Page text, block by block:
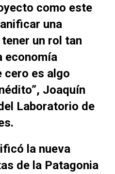
como este
una
un rol tan
economía
cero es algo
Joaquín
Laboratorio de
la nueva
de la Patagonia